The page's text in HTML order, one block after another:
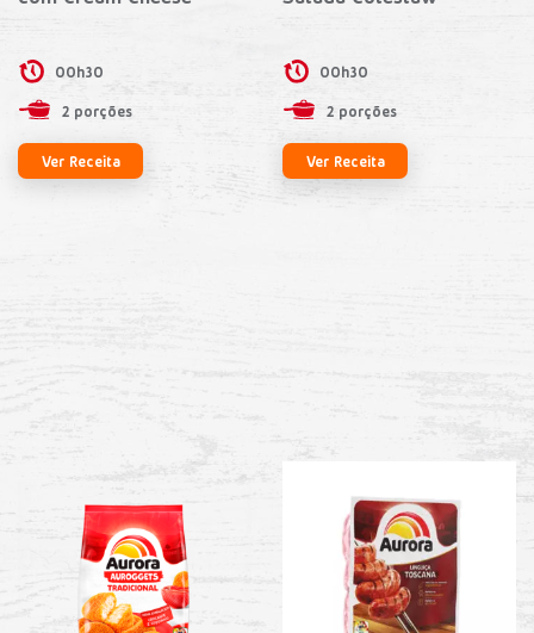
00h30
2 porções
Ver Receita
00h30
2 porções
Ver Receita